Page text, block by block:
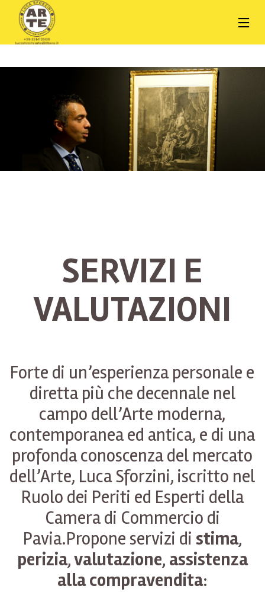
SERVIZI E
VALUTAZIONI
Forte di un’esperienza personale e
diretta più che decennale nel
campo dell’Arte moderna,
contemporanea ed antica, e di una
profonda conoscenza del mercato
dell’Arte, Luca Sforzini, iscritto nel
Ruolo dei Periti ed Esperti della
Camera di Commercio di
Pavia.Propone servizi di stima,
perizia, valutazione, assistenza
alla compravendita: